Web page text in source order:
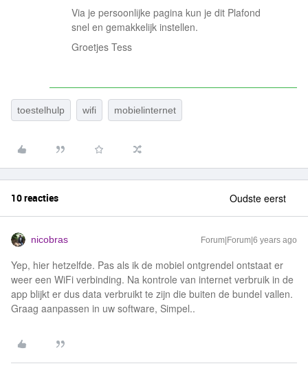
Via je persoonlijke pagina kun je dit Plafond
snel en gemakkelijk instellen.
Groetjes Tess
toestelhulp wifi mobielinternet
10 reacties Oudste eerst
nicobras Forum|Forum|6 years ago
Yep, hier hetzelfde. Pas als ik de mobiel ontgrendel ontstaat er
weer een WiFi verbinding. Na kontrole van internet verbruik in de
app blijkt er dus data verbruikt te zijn die buiten de bundel vallen.
Graag aanpassen in uw software, Simpel..